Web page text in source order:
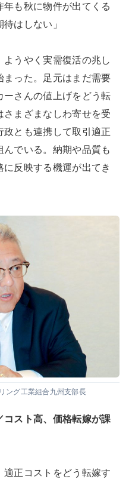
年も秋に物件が出てくる
はしない」
うやく実需復活の兆し
まった。足元はまだ需要
ーさんの値上げをどう転
まざまなしわ寄せを受
とも連携して取引適正
でいる。納期や品質も
反映する機運が出てき
ング工業組合九州支部長
コスト高、価格転嫁が課
正コストをどう転嫁す